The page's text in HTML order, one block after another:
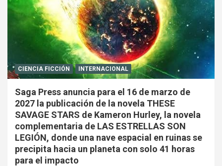
CIENCIA FICCIÓN INTERNACIONAL
Saga Press anuncia para el 16 de marzo de
2027 la publicación de la novela THESE
SAVAGE STARS de Kameron Hurley, la novela
complementaria de LAS ESTRELLAS SON
LEGIÓN, donde una nave espacial en ruinas se
precipita hacia un planeta con solo 41 horas
para el impacto